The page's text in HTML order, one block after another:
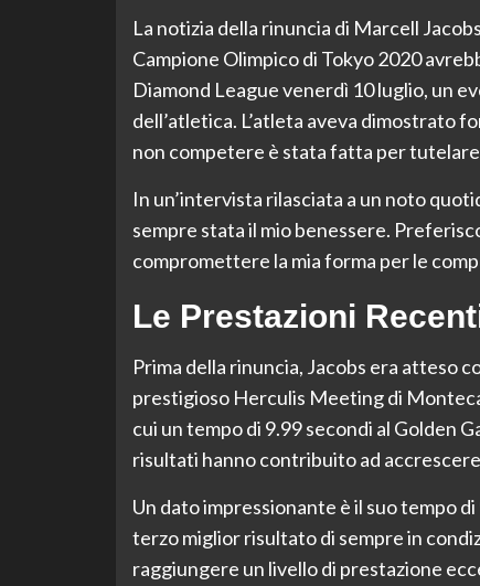
La notizia della rinuncia di Marcell
Campione Olimpico di Tokyo 2020
Diamond League venerdì 10 luglio, un
dell’atletica. L’atleta aveva dimostrato
non competere è stata fatta per
In un’intervista rilasciata a un noto
sempre stata il mio benessere.
compromettere la mia forma per le
Le Prestazioni
Prima della rinuncia, Jacobs era atteso
prestigioso Herculis Meeting di
cui un tempo di 9.99 secondi al Golden
risultati hanno contribuito ad
Un dato impressionante è il suo tempo
terzo miglior risultato di sempre in
raggiungere un livello di prestazione